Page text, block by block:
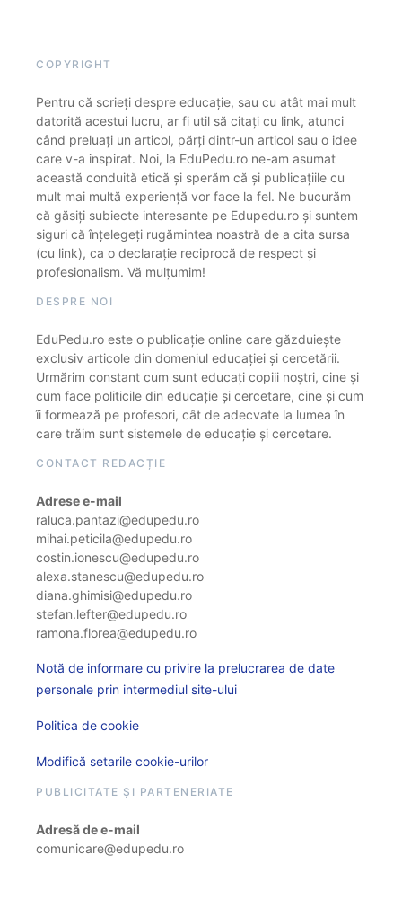
COPYRIGHT
Pentru că scrieți despre educație, sau cu atât mai mult
datorită acestui lucru, ar fi util să citați cu link, atunci
când preluați un articol, părți dintr-un articol sau o idee
care v-a inspirat. Noi, la EduPedu.ro ne-am asumat
această conduită etică și sperăm că și publicațiile cu
mult mai multă experiență vor face la fel. Ne bucurăm
că găsiți subiecte interesante pe Edupedu.ro și suntem
siguri că înțelegeți rugămintea noastră de a cita sursa
(cu link), ca o declarație reciprocă de respect și
profesionalism. Vă mulțumim!
DESPRE NOI
EduPedu.ro este o publicație online care găzduiește
exclusiv articole din domeniul educației și cercetării.
Urmărim constant cum sunt educați copiii noștri, cine și
cum face politicile din educație și cercetare, cine și cum
îi formează pe profesori, cât de adecvate la lumea în
care trăim sunt sistemele de educație și cercetare.
CONTACT REDACȚIE
Adrese e-mail
raluca.pantazi@edupedu.ro
mihai.peticila@edupedu.ro
costin.ionescu@edupedu.ro
alexa.stanescu@edupedu.ro
diana.ghimisi@edupedu.ro
stefan.lefter@edupedu.ro
ramona.florea@edupedu.ro
Notă de informare cu privire la prelucrarea de date
personale prin intermediul site-ului
Politica de cookie
Modifică setarile cookie-urilor
PUBLICITATE ȘI PARTENERIATE
Adresă de e-mail
comunicare@edupedu.ro